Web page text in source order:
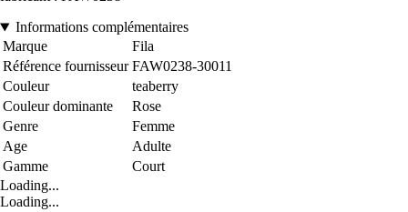
Informations complémentaires
Marque
Fila
Référence fournisseur FAW0238-30011
Couleur
teaberry
Couleur dominante
Rose
Genre
Femme
Age
Adulte
Gamme
Court
Loading...
Loading...